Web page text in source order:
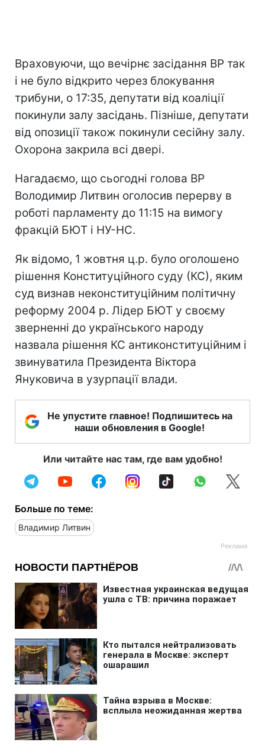
Враховуючи, що вечірнє засідання ВР так
і не було відкрито через блокування
трибуни, о 17:35, депутати від коаліції
покинули залу засідань. Пізніше, депутати
від опозиції також покинули сесійну залу.
Охорона закрила всі двері.
Нагадаємо, що сьогодні голова ВР
Володимир Литвин оголосив перерву в
роботі парламенту до 11:15 на вимогу
фракцій БЮТ і НУ-НС.
Як відомо, 1 жовтня ц.р. було оголошено
рішення Конституційного суду (КС), яким
суд визнав неконституційним політичну
реформу 2004 р. Лідер БЮТ у своєму
зверненні до українського народу
назвала рішення КС антиконституційним і
звинуватила Президента Віктора
Януковича в узурпації влади.
Не упустите главное! Подпишитесь на
наши обновления в Google!
Или читайте нас там, где вам удобно!
Больше по теме:
Владимир Литвин